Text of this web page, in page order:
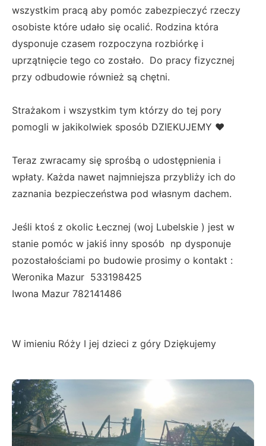
wszystkim pracą aby pomóc zabezpieczyć rzeczy
osobiste które udało się ocalić. Rodzina która
dysponuje czasem rozpoczyna rozbiórkę i
uprzątnięcie tego co zostało. Do pracy fizycznej
przy odbudowie również są chętni.
Strażakom i wszystkim tym którzy do tej pory
pomogli w jakikolwiek sposób DZIEKUJEMY ❤️
Teraz zwracamy się sprośbą o udostępnienia i
wpłaty. Każda nawet najmniejsza przybliży ich do
zaznania bezpieczeństwa pod własnym dachem.
Jeśli ktoś z okolic Łecznej (woj Lubelskie ) jest w
stanie pomóc w jakiś inny sposób np dysponuje
pozostałościami po budowie prosimy o kontakt :
Weronika Mazur 533198425
Iwona Mazur 782141486
W imieniu Róży I jej dzieci z góry Dziękujemy